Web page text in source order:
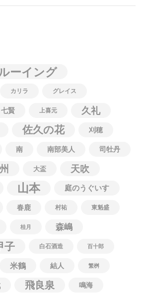
ーイング
カリラ グレイス
七賢 上喜元
久礼
佐久の花 刈穂
南 南部美人 司牡丹
大盃 天吹
山本 庭のうぐいす
春鹿 村祐 東魁盛
桂月 森嶋
子 白石酒造 百十郎
米鶴 結人 繁桝
飛良泉 鳴海